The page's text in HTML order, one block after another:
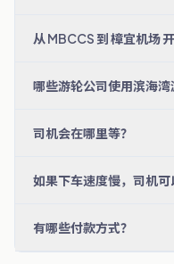
从 MBCCS 到 樟宜机场
哪些游轮公司使用滨海湾
司机会在哪里等？
如果下车速度慢，司机可
有哪些付款方式？